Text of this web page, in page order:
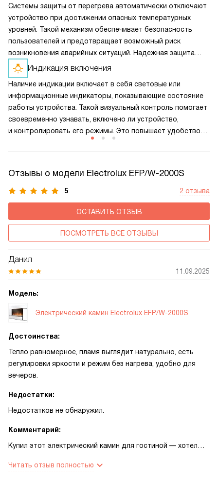
Системы защиты от перегрева автоматически отключают
устройство при достижении опасных температурных
уровней. Такой механизм обеспечивает безопасность
пользователей и предотвращает возможный риск
возникновения аварийных ситуаций. Надежная защита
повышает долговечность техники и помогает сохранять
ее в исправном состоянии без вмешательства
пользователя.
Индикация включения
Наличие индикации включает в себя световые или
информационные индикаторы, показывающие состояние
работы устройства. Такой визуальный контроль помогает
своевременно узнавать, включено ли устройство,
и контролировать его режимы. Это повышает удобство
Отзывы о модели Electrolux EFP/W-2000S
5 2 отзыва
ОСТАВИТЬ ОТЗЫВ
ПОСМОТРЕТЬ ВСЕ ОТЗЫВЫ
Данил
11.09.2025
Модель:
Электрический камин Electrolux EFP/W-2000S
Достоинства:
Тепло равномерное, пламя выглядит натурально, есть
регулировки яркости и режим без нагрева, удобно для
вечеров.
Недостатки:
Недостатков не обнаружил.
Комментарий:
Купил этот электрический камин для гостиной — хотел
тепла. Первые вечера запомнились тем, что помещение
Читать отзыв полностью